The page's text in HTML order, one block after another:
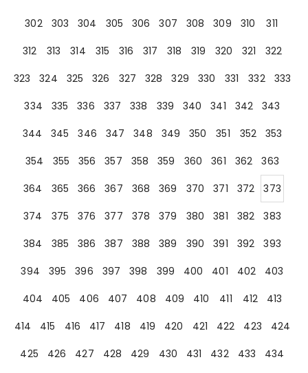
302
303 304 305 306 307 308 309 310
311
312
313 314 315 316 317 318 319 320 321
322
323
324 325 326 327 328 329 330 331 332
333
334
335 336 337 338 339 340 341 342
343
344
345 346 347 348 349 350 351 352
353
354
355 356 357 358 359 360 361 362
363
364
365 366 367 368 369 370 371 372
373
374
375 376 377 378 379 380 381 382
383
384
385 386 387 388 389 390 391 392
393
394
395 396 397 398 399 400 401 402
403
404
405 406 407 408 409 410 411 412
413
414
415 416 417 418 419 420 421 422 423
424
425
426 427 428 429 430 431 432 433
434